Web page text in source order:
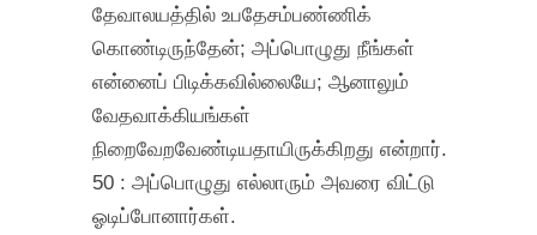
தேவாலயத்தில் உபதேசம்பண்ணிக்
கொண்டிருந்தேன்; அப்பொழுது நீங்கள்
என்னைப் பிடிக்கவில்லையே; ஆனாலும்
வேதவாக்கியங்கள்
நிறைவேறவேண்டியதாயிருக்கிறது என்றார்.
50 : அப்பொழுது எல்லாரும் அவரை விட்டு
ஓடிப்போனார்கள்.